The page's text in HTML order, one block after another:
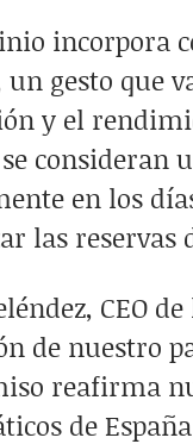
incorpora
un gesto que
y el
consideran
en los
las reservas
CEO
de nuestro
reafirma
de